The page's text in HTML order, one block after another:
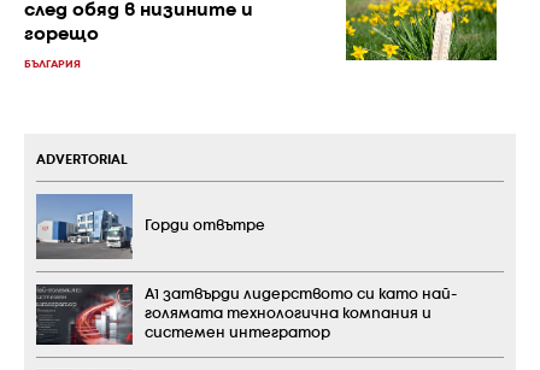
след обяд в низините и
горещо
БЪЛГАРИЯ
ADVERTORIAL
Горди отвътре
А1 затвърди лидерството си като най-
голямата технологична компания и
системен интегратор